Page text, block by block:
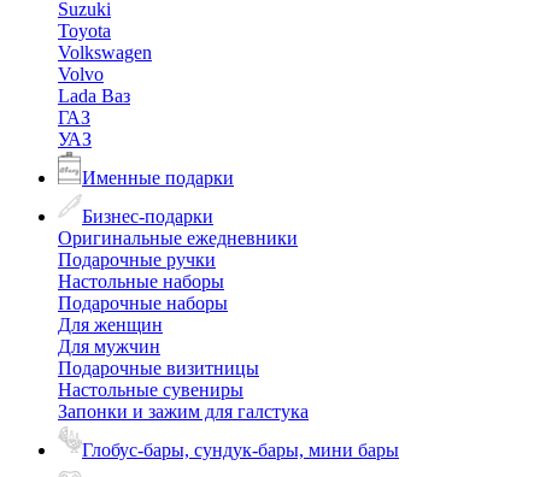
Suzuki
Toyota
Volkswagen
Volvo
Lada Ваз
ГАЗ
УАЗ
Именные подарки
Бизнес-подарки
Оригинальные ежедневники
Подарочные ручки
Настольные наборы
Подарочные наборы
Для женщин
Для мужчин
Подарочные визитницы
Настольные сувениры
Запонки и зажим для галстука
Глобус-бары, сундук-бары, мини бары